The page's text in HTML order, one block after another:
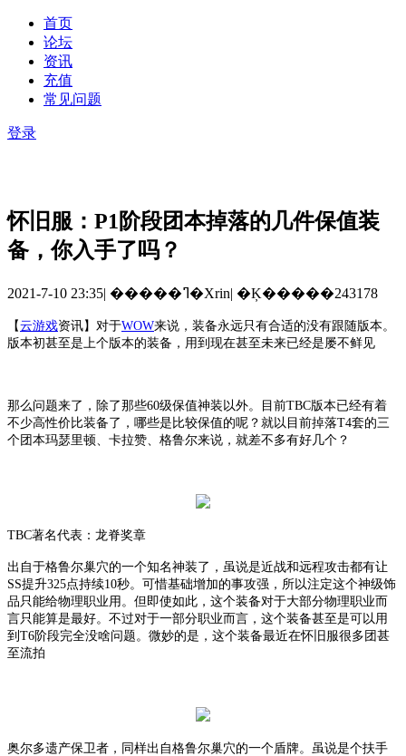
首页
论坛
资讯
充值
常见问题
登录
怀旧服：P1阶段团本掉落的几件保值装
备，你入手了吗？
2021-7-10 23:35| �����ߣ�Xrin| �Ķ�����243178
【云游戏资讯】 对于WOW来说，装备永远只有合适的没有跟随版本。
版本初甚至是上个版本的装备，用到现在甚至未来已经是屡不鲜见
那么问题来了，除了那些60级保值神装以外。目前TBC版本已经有着
不少高性价比装备了，哪些是比较保值的呢？就以目前掉落T4套的三
个团本玛瑟里顿、卡拉赞、格鲁尔来说，就差不多有好几个？
TBC著名代表：龙脊奖章
出自于格鲁尔巢穴的一个知名神装了，虽说是近战和远程攻击都有让
SS提升325点持续10秒。可惜基础增加的事攻强，所以注定这个神级饰
品只能给物理职业用。但即使如此，这个装备对于大部分物理职业而
言只能算是最好。不过对于一部分职业而言，这个装备甚至是可以用
到T6阶段完全没啥问题。微妙的是，这个装备最近在怀旧服很多团甚
至流拍
奥尔多遗产保卫者，同样出自格鲁尔巢穴的一个盾牌。虽说是个扶手